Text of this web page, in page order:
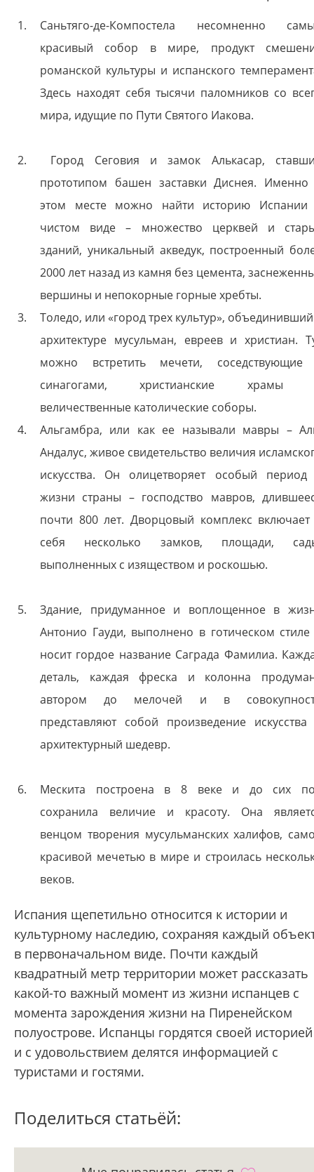
Саньтяго-де-Компостела несомненно
красивый собор в мире, продукт
романской культуры и испанского
Здесь находят себя тысячи паломников со
мира, идущие по Пути Святого Иакова.
Город Сеговия и замок Алькасар,
прототипом башен заставки Диснея.
этом месте можно найти историю Испании
чистом виде – множество церквей и
зданий, уникальный акведук, построенный
2000 лет назад из камня без цемента,
вершины и непокорные горные хребты.
Толедо, или «город трех культур»,
архитектуре мусульман, евреев и христиан.
можно встретить мечети, соседствующие
синагогами, христианские храмы
величественные католические соборы.
Альгамбра, или как ее называли мавры –
Андалус, живое свидетельство величия
искусства. Он олицетворяет особый
жизни страны – господство мавров,
почти 800 лет. Дворцовый комплекс
себя несколько замков, площади,
выполненных с изяществом и роскошью.
Здание, придуманное и воплощенное в
Антонио Гауди, выполнено в готическом
носит гордое название Саграда Фамилиа.
деталь, каждая фреска и колонна
автором до мелочей и в
представляют собой произведение
архитектурный шедевр.
Мескита построена в 8 веке и до сих
сохранила величие и красоту. Она
венцом творения мусульманских халифов,
красивой мечетью в мире и строилась
веков.
Испания щепетильно относится к истории и
культурному наследию, сохраняя каждый
в первоначальном виде. Почти каждый
квадратный метр территории может рассказать
какой-то важный момент из жизни испанцев с
момента зарождения жизни на Пиренейском
полуострове. Испанцы гордятся своей историей
и с удовольствием делятся информацией с
туристами и гостями.
Поделиться статьёй: